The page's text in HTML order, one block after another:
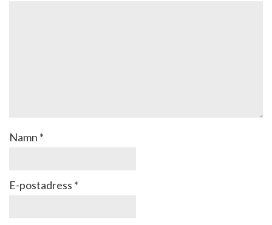
Namn *
E-postadress *